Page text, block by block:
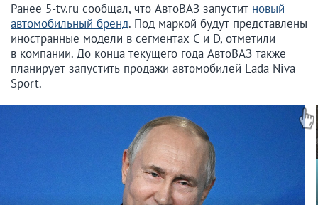
Ранее 5-tv.ru сообщал, что АвтоВАЗ запустит новый
автомобильный бренд. Под маркой будут представлены
иностранные модели в сегментах C и D, отметили
в компании. До конца текущего года АвтоВАЗ также
планирует запустить продажи автомобилей Lada Niva
Sport.